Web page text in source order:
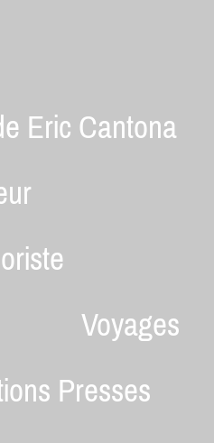
Eric Cantona
Voyages
Presses